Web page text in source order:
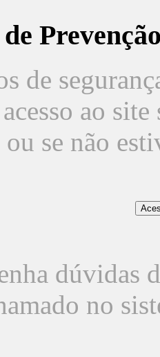
de
ao
ou se não
dúvidas
no